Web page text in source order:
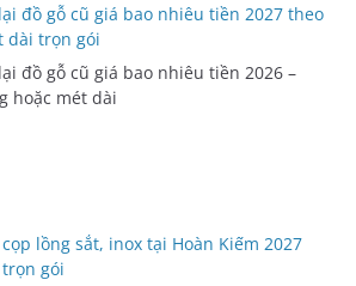
đồ gỗ cũ giá bao nhiêu tiền 2027 theo
dài trọn gói
đồ gỗ cũ giá bao nhiêu tiền 2026 –
hoặc mét dài
lồng sắt, inox tại Hoàn Kiếm 2027
gói